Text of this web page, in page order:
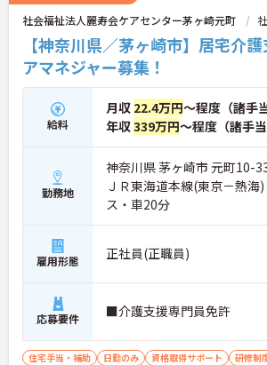
社会福祉法人麗寿会ケアセンター茅ヶ崎元町
【神奈川県／茅ヶ崎市】居宅介
アマネジャー募集！
給料
月収 22.4万円～程度（諸手
年収339万円～程度（諸手当
勤務地
神奈川県 茅ヶ崎市 元町10-
ＪＲ東海道本線(東京－熱海
ス・車20分
雇用形態 正社員(正職員)
応募要件 ■介護支援専門員免許
住宅手当・補助 日勤のみ 資格取得サポート
研修制